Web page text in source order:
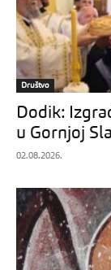
Društvo
Dodik:
u Gornjoj
02.08.2026.